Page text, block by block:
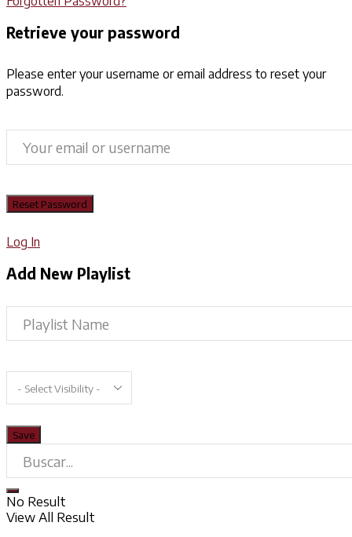
Retrieve your password
Please enter your username or email address to reset your
password.
Log In
Add New Playlist
No Result
View All Result